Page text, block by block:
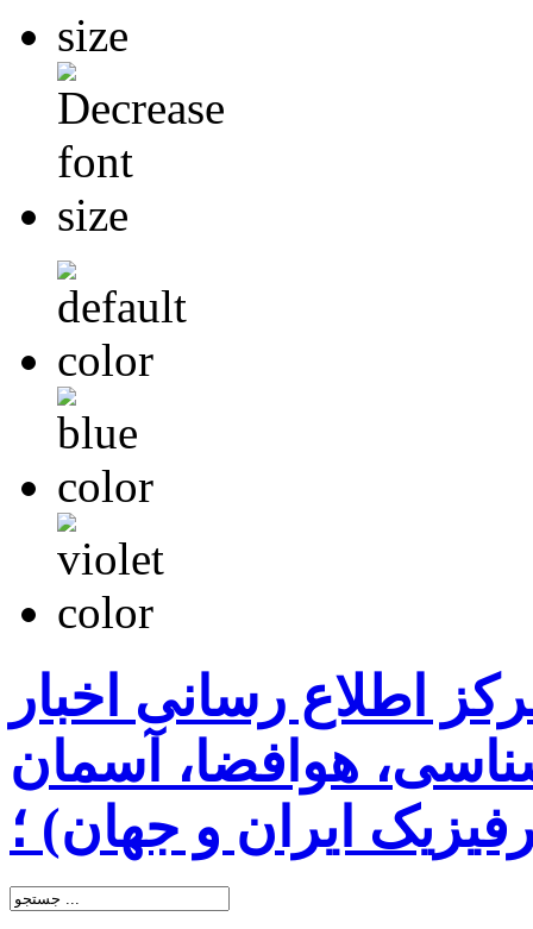
اطلاع رسانی اخبار
هوافضا، آسمان
ایران و جهان) ؛